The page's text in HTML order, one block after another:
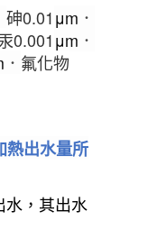
砷0.01μm ．
0.001μm ．
． 氟化物
熱出水量所
水，其出水